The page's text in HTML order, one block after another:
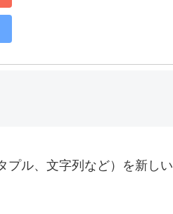
プル、文字列など）を新しい